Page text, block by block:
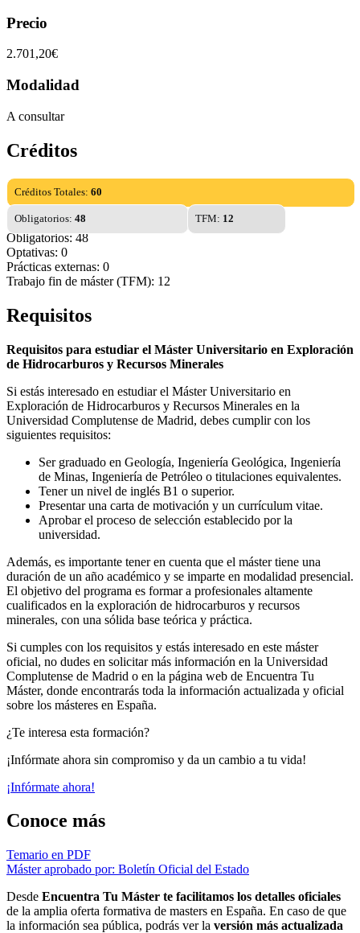
Precio
2.701,20€
Modalidad
A consultar
Créditos
Créditos Totales: 60
Obligatorios: 48 TFM: 12
Obligatorios: 48
Optativas: 0
Prácticas externas: 0
Trabajo fin de máster (TFM): 12
Requisitos
Requisitos para estudiar el Máster Universitario en Exploración
de Hidrocarburos y Recursos Minerales
Si estás interesado en estudiar el Máster Universitario en
Exploración de Hidrocarburos y Recursos Minerales en la
Universidad Complutense de Madrid, debes cumplir con los
siguientes requisitos:
Ser graduado en Geología, Ingeniería Geológica, Ingeniería
de Minas, Ingeniería de Petróleo o titulaciones equivalentes.
Tener un nivel de inglés B1 o superior.
Presentar una carta de motivación y un currículum vitae.
Aprobar el proceso de selección establecido por la
universidad.
Además, es importante tener en cuenta que el máster tiene una
duración de un año académico y se imparte en modalidad presencial.
El objetivo del programa es formar a profesionales altamente
cualificados en la exploración de hidrocarburos y recursos
minerales, con una sólida base teórica y práctica.
Si cumples con los requisitos y estás interesado en este máster
oficial, no dudes en solicitar más información en la Universidad
Complutense de Madrid o en la página web de Encuentra Tu
Máster, donde encontrarás toda la información actualizada y oficial
sobre los másteres en España.
¿Te interesa esta formación?
¡Infórmate ahora sin compromiso y da un cambio a tu vida!
¡Infórmate ahora!
Conoce más
Temario en PDF
Máster aprobado por: Boletín Oficial del Estado
Desde Encuentra Tu Máster te facilitamos los detalles oficiales
de la amplia oferta formativa de masters en España. En caso de que
la información sea pública, podrás ver la versión más actualizada